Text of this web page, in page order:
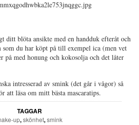
ditt blöta ansikte med en handduk efteråt och
du har köpt på till exempel ica (men vet
på med honung och kokosolja och det låter
intresserad av smink (det går i vågor) så
att läsa om mitt bästa mascaratips.
TAGGAR
up,skönhet,smink